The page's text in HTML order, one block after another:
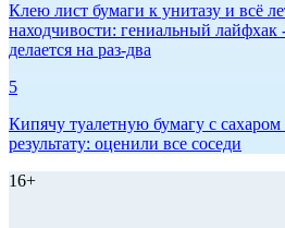
Клею лист бумаги к унитазу и всё
находчивости: гениальный лайфхак
делается на раз-два
5
Кипячу туалетную бумагу с сахаром
результату: оценили все соседи
16+